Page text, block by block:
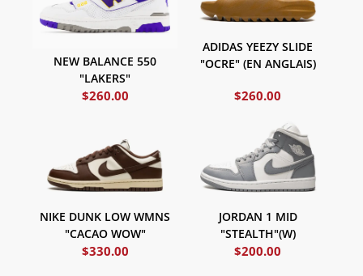
NEW BALANCE 550
"LAKERS"
$260.00
ADIDAS YEEZY SLIDE
"OCRE" (EN ANGLAIS)
$260.00
NIKE DUNK LOW WMNS
"CACAO WOW"
$330.00
JORDAN 1 MID
"STEALTH"(W)
$200.00